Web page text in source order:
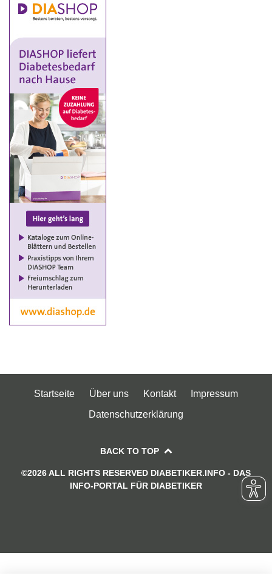
Startseite Über uns Kontakt
Impressum
Datenschutzerklärung
BACK TO TOP
©2026 ALL RIGHTS RESERVED DIABETIKER.INFO - DAS
INFO-PORTAL FÜR DIABETIKER